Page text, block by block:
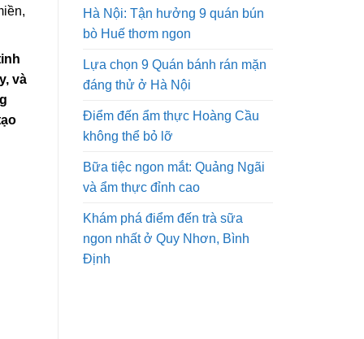
và
Hà Nội: Tận hưởng 9 quán bún
bò Huế thơm ngon
Lựa chọn 9 Quán bánh rán mặn
đáng thử ở Hà Nội
Điểm đến ẩm thực Hoàng Cầu
không thể bỏ lỡ
Bữa tiệc ngon mắt: Quảng Ngãi
và ẩm thực đỉnh cao
Khám phá điểm đến trà sữa
ngon nhất ở Quy Nhơn, Bình
Định